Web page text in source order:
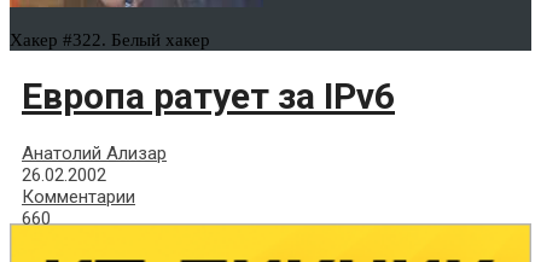
Хакер #322. Белый хакер
Европа ратует за IPv6
Анатолий Ализар
26.02.2002
Комментарии
660